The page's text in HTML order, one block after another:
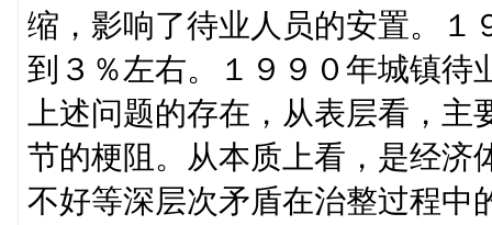
缩，影响了待业人员的安置。１
到３％左右。１９９０年城镇待
上述问题的存在，从表层看，
节的梗阻。从本质上看，是经济
不好等深层次矛盾在治整过程中